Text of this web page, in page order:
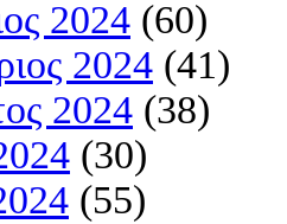
2024 (60)
2024 (41)
2024 (38)
(30)
(55)